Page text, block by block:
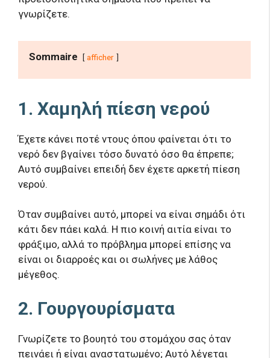
γνωρίζετε.
Sommaire afficher
1. Χαμηλή πίεση νερού
Έχετε κάνει ποτέ ντους όπου φαίνεται ότι το
νερό δεν βγαίνει τόσο δυνατό όσο θα έπρεπε;
Αυτό συμβαίνει επειδή δεν έχετε αρκετή πίεση
νερού.
Όταν συμβαίνει αυτό, μπορεί να είναι σημάδι ότι
κάτι δεν πάει καλά. Η πιο κοινή αιτία είναι το
φράξιμο, αλλά το πρόβλημα μπορεί επίσης να
είναι οι διαρροές και οι σωλήνες με λάθος
μέγεθος.
2. Γουργουρίσματα
Γνωρίζετε το βουητό του στομάχου σας όταν
πεινάει ή είναι αναστατωμένο; Αυτό λέγεται